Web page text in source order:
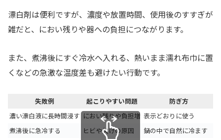
漂白剤は便利ですが、濃度や放置時間、使用後のすすぎが
雑だと、におい残りや器への負担につながります。
また、煮沸後にすぐ冷水へ入れる、熱いまま濡れ布巾に置
くなどの急激な温度差も避けたい行動です。
失敗例 起こりやすい問題
防ぎ方
濃い漂白液に長時間浸す におい残りや負担増 表示どおりに使う
煮沸後に急冷する
ヒビや欠けの原因
鍋の中で自然に冷ます